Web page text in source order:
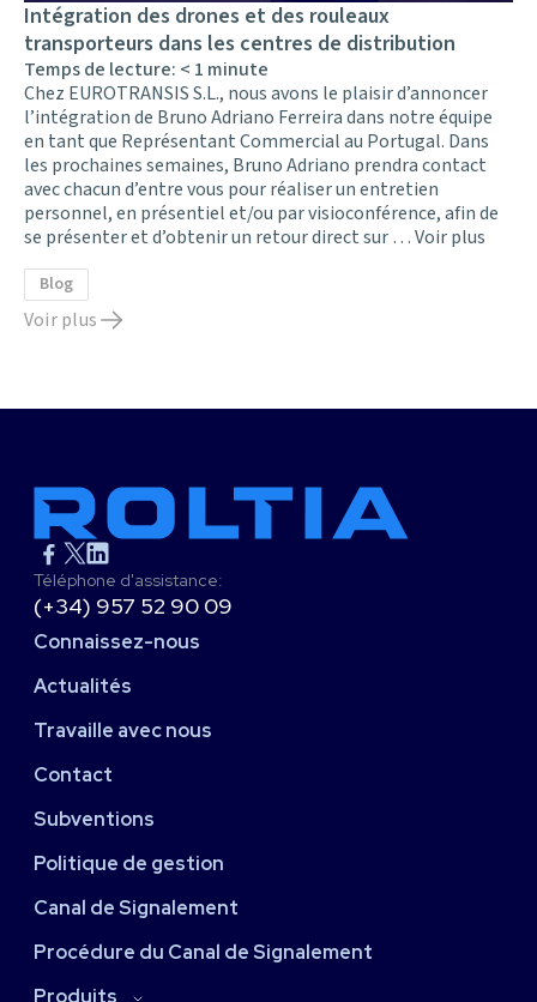
Intégration des drones et des rouleaux
transporteurs dans les centres de distribution
Temps de lecture: < 1 minute
Chez EUROTRANSIS S.L., nous avons le plaisir d’annoncer
l’intégration de Bruno Adriano Ferreira dans notre équipe
en tant que Représentant Commercial au Portugal. Dans
les prochaines semaines, Bruno Adriano prendra contact
avec chacun d’entre vous pour réaliser un entretien
personnel, en présentiel et/ou par visioconférence, afin de
se présenter et d’obtenir un retour direct sur …Voir plus
Blog
Voir plus
Téléphone d'assistance:
(+34) 957 52 90 09
Connaissez-nous
Actualités
Travaille avec nous
Contact
Subventions
Politique de gestion
Canal de Signalement
Procédure du Canal de Signalement
Produits